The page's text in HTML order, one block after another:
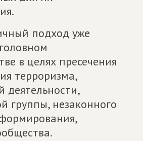
подход уже
в целях пресечения
терроризма,
деятельности,
группы, незаконного